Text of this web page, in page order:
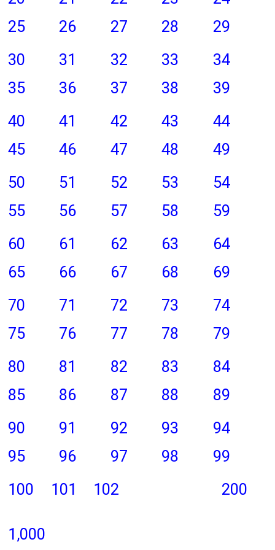
25
26 27 28
29
30
31 32 33
34
35
36 37 38
39
40
41 42 43
44
45
46 47 48
49
50
51 52 53
54
55
56 57 58
59
60
61 62 63
64
65
66 67 68
69
70
71 72 73
74
75
76 77 78
79
80
81 82 83
84
85
86 87 88
89
90
91 92 93
94
95
96 97 98
99
100
101 102 200
1,000